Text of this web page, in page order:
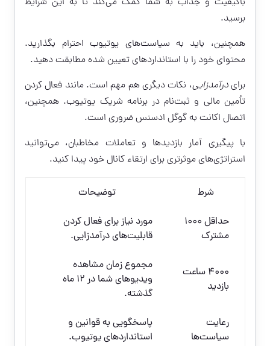
برسید.
همچنین، باید به سیاست‌های یوتیوب احترام بگذارید.
محتوای خود را با استانداردهای تعیین شده مطابقت دهید.
برایدرآمدزایی، نکات دیگری هم مهم است. مانند فعال کردن
تأمین مالی و ثبت‌نام در برنامه شریک یوتیوب. همچنین،
اتصال اکانت به گوگل ادسنس ضروری است.
با پیگیری آمار بازدیدها و تعاملات مخاطبان، می‌توانید
استراتژی‌های موثرتری برای ارتقاء کانال خود پیدا کنید.
شرط
توضیحات
حداقل ۱۰۰۰
مشترک
مورد نیاز برای فعال کردن
قابلیت‌های درآمدزایی.
۴۰۰۰ ساعت
بازدید
مجموع زمان مشاهده
ویدیوهای شما در ۱۲ ماه
گذشته.
رعایت
سیاست‌ها
پاسخگویی به قوانین و
استانداردهای یوتیوب.